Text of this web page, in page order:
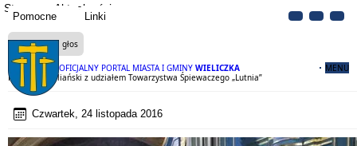
Pomocne Linki
OFICJALNY PORTAL MIASTA I GMINY WIELICZKA MENU
Strona Aktualności
Czytaj na głos
Koncert Cecyliański z udziałem Towarzystwa Śpiewaczego „Lutnia”
Czwartek, 24 listopada 2016